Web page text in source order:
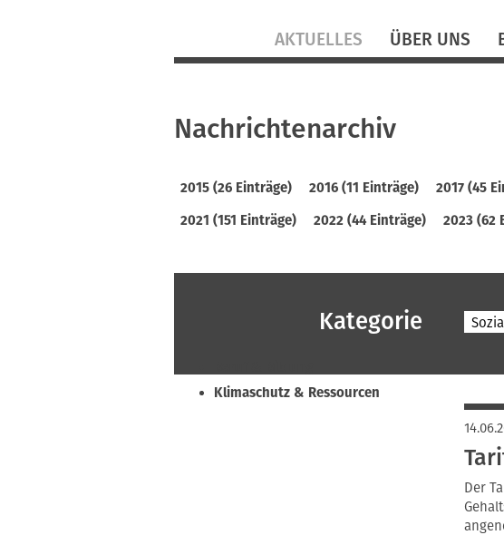
überspringen
AKTUELLES ÜBER UNS
Nachrichtenarchiv
2015 (26 Einträge) 2016 (11 Einträge) 2017 (45
2021 (151 Einträge)
2022 (44 Einträge) 2023 (62
Kategorie
Klimaschutz & Ressourcen
Der